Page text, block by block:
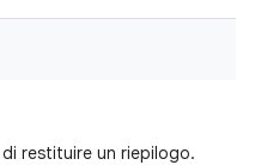
restituire un riepilogo.